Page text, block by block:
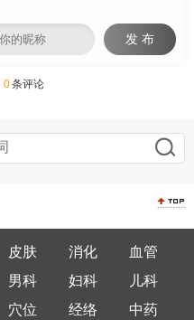
发 布
0条评论
皮肤 消化
血管
男科 妇科
儿科
穴位 经络 中药